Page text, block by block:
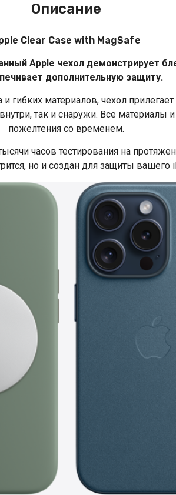
Описание
Clear Case with MagSafe
Apple чехол демонстрирует
дополнительную защиту.
гибких материалов, чехол
так и снаружи. Все
пожелтения со временем.
часов тестирования на
но и создан для защиты вашего